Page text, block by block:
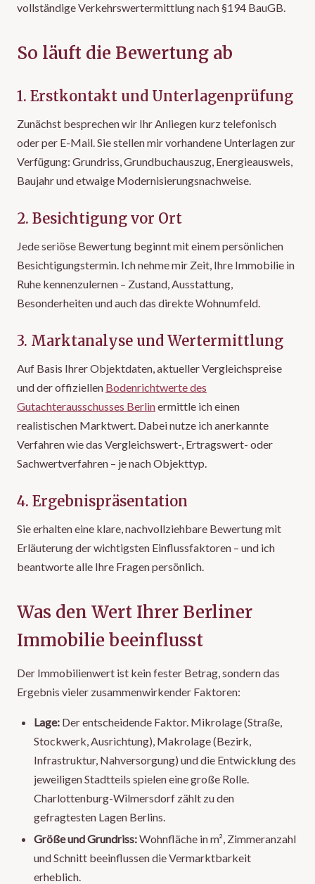
vollständige Verkehrswertermittlung nach §194 BauGB.
So läuft die Bewertung ab
1. Erstkontakt und Unterlagenprüfung
Zunächst besprechen wir Ihr Anliegen kurz telefonisch
oder per E-Mail. Sie stellen mir vorhandene Unterlagen zur
Verfügung: Grundriss, Grundbuchauszug, Energieausweis,
Baujahr und etwaige Modernisierungsnachweise.
2. Besichtigung vor Ort
Jede seriöse Bewertung beginnt mit einem persönlichen
Besichtigungstermin. Ich nehme mir Zeit, Ihre Immobilie in
Ruhe kennenzulernen – Zustand, Ausstattung,
Besonderheiten und auch das direkte Wohnumfeld.
3. Marktanalyse und Wertermittlung
Auf Basis Ihrer Objektdaten, aktueller Vergleichspreise
und der offiziellen Bodenrichtwerte des
Gutachterausschusses Berlinermittle ich einen
realistischen Marktwert. Dabei nutze ich anerkannte
Verfahren wie das Vergleichswert-, Ertragswert- oder
Sachwertverfahren – je nach Objekttyp.
4. Ergebnispräsentation
Sie erhalten eine klare, nachvollziehbare Bewertung mit
Erläuterung der wichtigsten Einflussfaktoren – und ich
beantworte alle Ihre Fragen persönlich.
Was den Wert Ihrer Berliner
Immobilie beeinflusst
Der Immobilienwert ist kein fester Betrag, sondern das
Ergebnis vieler zusammenwirkender Faktoren:
Lage: Der entscheidende Faktor. Mikrolage (Straße,
Stockwerk, Ausrichtung), Makrolage (Bezirk,
Infrastruktur, Nahversorgung) und die Entwicklung des
jeweiligen Stadtteils spielen eine große Rolle.
Charlottenburg-Wilmersdorf zählt zu den
gefragtesten Lagen Berlins.
Größe und Grundriss:Wohnfläche in m², Zimmeranzahl
und Schnitt beeinflussen die Vermarktbarkeit
erheblich.